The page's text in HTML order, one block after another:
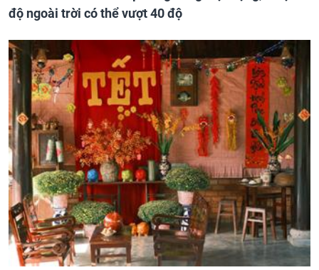
độ ngoài trời có thể vượt 40 độ